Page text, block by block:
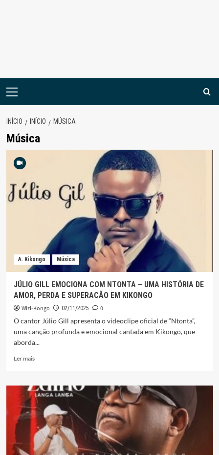
Menu
INÍCIO INÍCIO MÚSICA
Música
A. Kikongo Música
JÚLIO GILL EMOCIONA COM NTONTA – UMA HISTÓRIA DE
AMOR, PERDA E SUPERACÃO EM KIKONGO
Wizi-Kongo 02/11/2025
0
O cantor Júlio Gill apresenta o videoclipe oficial de “Ntonta”,
uma canção profunda e emocional cantada em Kikongo, que
aborda...
Ler maisLeia
JÚLIO
GILL
EMOCIONA
COM
NTONTA
–
UMA
HISTÓRIA